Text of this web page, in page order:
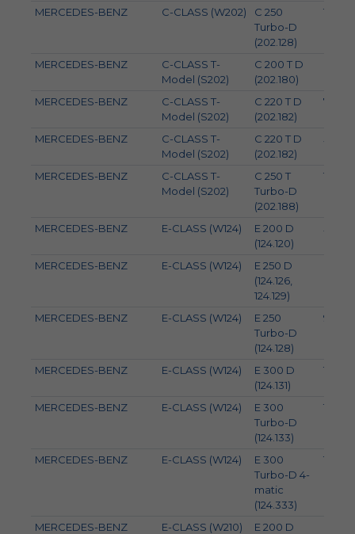
MERCEDES-BENZ C-CLASS (W202)
C 250
Turbo-D
(202.128)
110
MERCEDES-BENZ
C-CLASS T-
Model (S202)
C 200 T D
(202.180)
MERCEDES-BENZ
C-CLASS T-
Model (S202)
C 220 T D
(202.182)
70
MERCEDES-BENZ
C-CLASS T-
Model (S202)
C 220 T D
(202.182)
55
MERCEDES-BENZ
C-CLASS T-
Model (S202)
C 250 T
Turbo-D
(202.188)
110
MERCEDES-BENZ E-CLASS (W124)
E 200 D
(124.120)
55
MERCEDES-BENZ E-CLASS (W124)
E 250 D
(124.126,
124.129)
MERCEDES-BENZ E-CLASS (W124)
E 250
Turbo-D
(124.128)
93
MERCEDES-BENZ E-CLASS (W124)
E 300 D
(124.131)
100
MERCEDES-BENZ E-CLASS (W124)
E 300
Turbo-D
(124.133)
108
MERCEDES-BENZ E-CLASS (W124)
E 300
Turbo-D 4-
matic
(124.333)
108
MERCEDES-BENZ E-CLASS (W210)
E 200 D